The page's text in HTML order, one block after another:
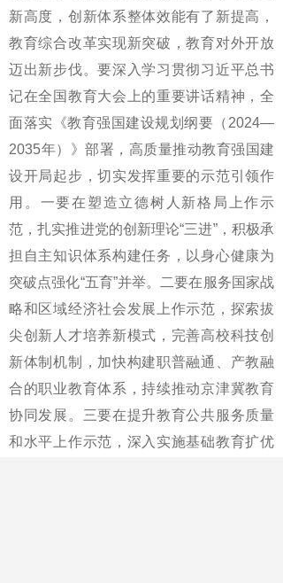
新高度，创新体系整体效能有了新提高，
教育综合改革实现新突破，教育对外开放
迈出新步伐。要深入学习贯彻习近平总书
记在全国教育大会上的重要讲话精神，全
面落实《教育强国建设规划纲要（2024—
2035年）》部署，高质量推动教育强国建
设开局起步，切实发挥重要的示范引领作
用。一要在塑造立德树人新格局上作示
范，扎实推进党的创新理论“三进”，积极承
担自主知识体系构建任务，以身心健康为
突破点强化“五育”并举。二要在服务国家战
略和区域经济社会发展上作示范，探索拔
尖创新人才培养新模式，完善高校科技创
新体制机制，加快构建职普融通、产教融
合的职业教育体系，持续推动京津冀教育
协同发展。三要在提升教育公共服务质量
和水平上作示范，深入实施基础教育扩优